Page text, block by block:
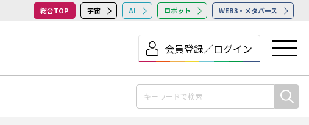
総合TOP 宇宙 AI ロボット WEB3・メタバース
会員登録／ログイン